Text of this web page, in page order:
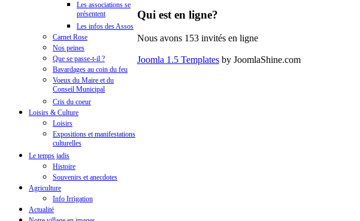
Les associations se
présentent
Les infos des Assos
Carnet Rose
Nos peines
Que se passe-t-il ?
Bavardages au coin du feu
Voeux du Maire et du
Conseil Municipal
Cris du coeur
Loisirs & Culture
Loisirs
Expositions et manifestations
culturelles
Le temps jadis
Histoire
Souvenirs et anecdotes
Agriculture
Info Irrigation
Actualité
Qui est en ligne?
Nous avons 153 invités en ligne
Joomla 1.5 Templatesby JoomlaShine.com